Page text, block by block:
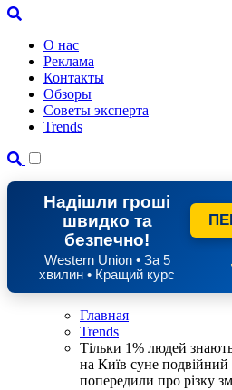
О нас
Реклама
Контакты
Обзоры
Советы эксперта
Trends
Надішли гроші
швидко та
безпечно!
Western Union • За 5
хвилин • Кращий курс
Главная
Trends
Тільки 1% людей
на Київ суне
попередили про різку